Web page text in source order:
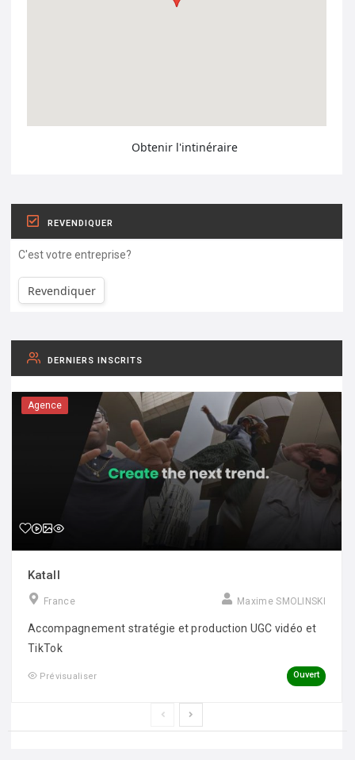
Obtenir l'intinéraire
REVENDIQUER
C'est votre entreprise?
Revendiquer
DERNIERS INSCRITS
Agence
Katall
France Maxime SMOLINSKI
Accompagnement stratégie et production UGC vidéo et
TikTok
Prévisualiser Ouvert